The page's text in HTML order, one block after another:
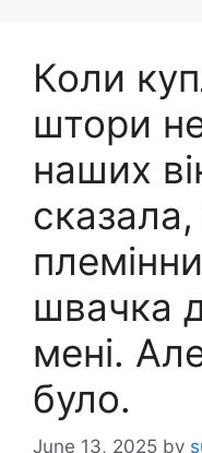
Коли
штори
наших
швачка
мені.
було.
June 13, 2025 by